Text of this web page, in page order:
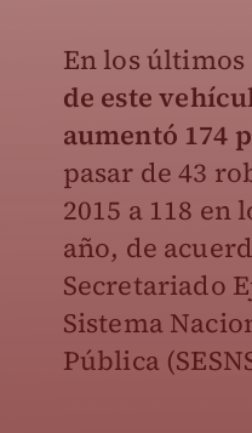
En los últimos
de este
aumentó 174
pasar de 43
2015 a 118 en
año, de
Secretariado
Sistema
Pública